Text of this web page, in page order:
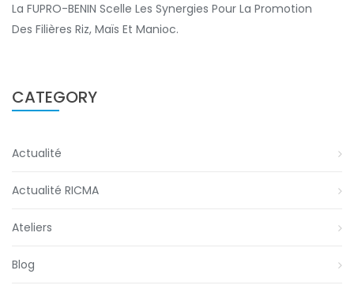
La FUPRO-BENIN Scelle Les Synergies Pour La Promotion
Des Filières Riz, Maïs Et Manioc.
CATEGORY
Actualité
Actualité RICMA
Ateliers
Blog